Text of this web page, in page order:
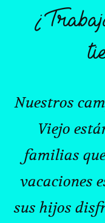
Nuestros
Viejo
familias
vacaciones
sus hijos